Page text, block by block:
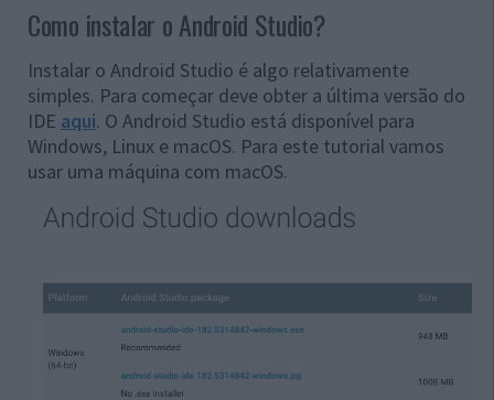
Como instalar o Android Studio?
Instalar o Android Studio é algo relativamente
simples. Para começar deve obter a última versão do
IDE aqui. O Android Studio está disponível para
Windows, Linux e macOS. Para este tutorial vamos
usar uma máquina com macOS.